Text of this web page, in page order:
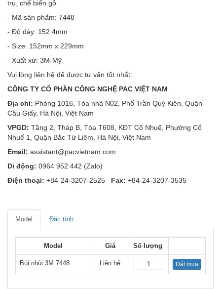
trụ, chế biến gỗ
- Mã sản phẩm: 7448
- Độ dày: 152.4mm
- Size: 152mm x 229mm
- Xuất xứ: 3M-Mỹ
Vui lòng liên hệ để được tư vấn tốt nhất:
CÔNG TY CỔ PHẦN CÔNG NGHỆ PAC VIỆT NAM
Địa chỉ: Phòng 1016, Tòa nhà N02, Phố Trần Quý Kiên, Quận
Cầu Giấy, Hà Nội, Việt Nam
VPGD: Tầng 2, Tháp B, Tòa T608, KĐT Cổ Nhuế, Phường Cổ
Nhuế 1, Quận Bắc Từ Liêm, Hà Nội, Việt Nam
Email: assistant@pacvietnam.com
Di động: 0964 952 442 (Zalo)
Điện thoại: +84-24-3207-2525 Fax: +84-24-3207-3535
Model Đặc tính
Model Giá Số lượng
Bùi nhùi 3M 7448 Liên hệ Đặt mua